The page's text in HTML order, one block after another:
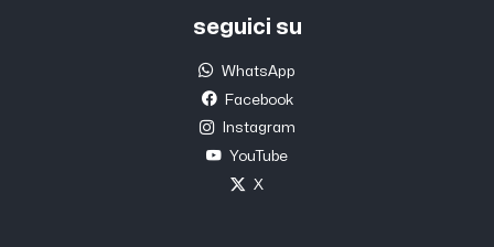
seguici su
WhatsApp
Facebook
Instagram
YouTube
X